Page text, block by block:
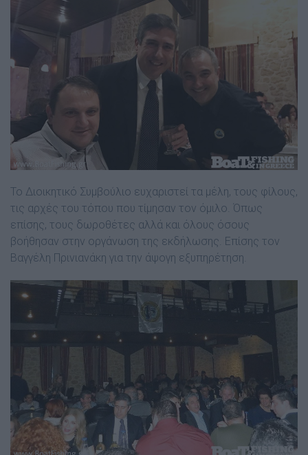
Το Διοικητικό Συμβούλιο ευχαριστεί τα μέλη, τους φίλους,
τις αρχές του τόπου που τίμησαν τον όμιλο. Όπως
επίσης, τους δωροθέτες αλλά και όλους όσους
βοήθησαν στην οργάνωση της εκδήλωσης. Επίσης τον
Βαγγέλη Πρινιανάκη για την άψογη εξυπηρέτηση.